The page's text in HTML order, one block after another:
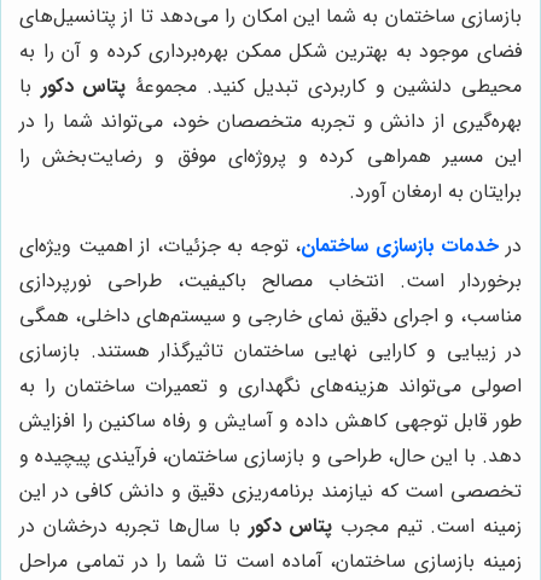
بازسازی ساختمان به شما این امکان را می‌دهد تا از پتانسیل‌های
فضای موجود به بهترین شکل ممکن بهره‌برداری کرده و آن را به
محیطی دلنشین و کاربردی تبدیل کنید. مجموعۀ پتاس دکور با
بهره‌گیری از دانش و تجربه متخصصان خود، می‌تواند شما را در
این مسیر همراهی کرده و پروژه‌ای موفق و رضایت‌بخش را
برایتان به ارمغان آورد.
در خدمات بازسازی ساختمان، توجه به جزئیات، از اهمیت ویژه‌ای
برخوردار است. انتخاب مصالح باکیفیت، طراحی نورپردازی
مناسب، و اجرای دقیق نمای خارجی و سیستم‌های داخلی، همگی
در زیبایی و کارایی نهایی ساختمان تاثیرگذار هستند. بازسازی
اصولی می‌تواند هزینه‌های نگهداری و تعمیرات ساختمان را به
طور قابل توجهی کاهش داده و آسایش و رفاه ساکنین را افزایش
دهد. با این حال، طراحی و بازسازی ساختمان، فرآیندی پیچیده و
تخصصی است که نیازمند برنامه‌ریزی دقیق و دانش کافی در این
زمینه است. تیم مجرب پتاس دکور با سال‌ها تجربه درخشان در
زمینه بازسازی ساختمان، آماده است تا شما را در تمامی مراحل